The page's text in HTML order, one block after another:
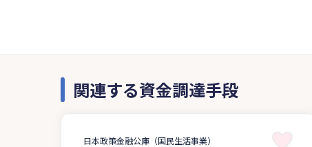
関連する資金調達手段
日本政策金融公庫（国民生活事業）